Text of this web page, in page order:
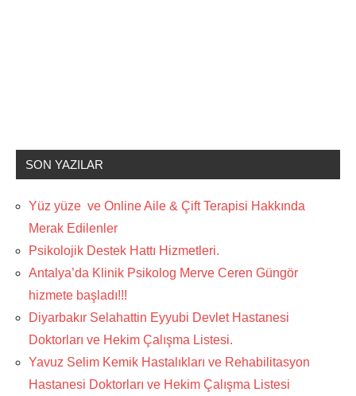
SON YAZILAR
Yüz yüze ve Online Aile & Çift Terapisi Hakkında
Merak Edilenler
Psikolojik Destek Hattı Hizmetleri.
Antalya’da Klinik Psikolog Merve Ceren Güngör
hizmete başladı!!!
Diyarbakır Selahattin Eyyubi Devlet Hastanesi
Doktorları ve Hekim Çalışma Listesi.
Yavuz Selim Kemik Hastalıkları ve Rehabilitasyon
Hastanesi Doktorları ve Hekim Çalışma Listesi